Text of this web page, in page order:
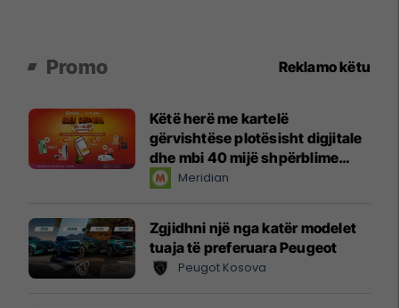
Promo Reklamo këtu
Këtë herë me kartelë
gërvishtëse plotësisht digjitale
dhe mbi 40 mijë shpërblime
instant!Meridian
Zgjidhni një nga katër modelet
tuaja të preferuara Peugeot
Peugot Kosova